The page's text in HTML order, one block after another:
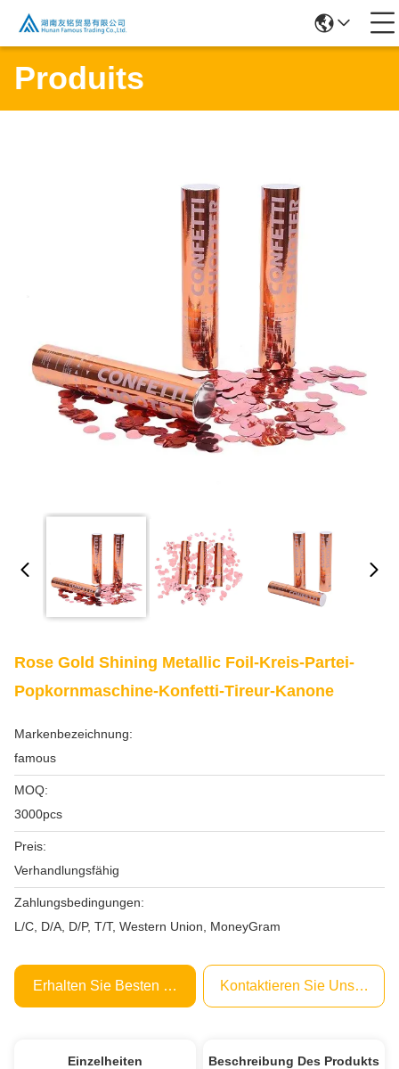
Produits
Rose Gold Shining Metallic Foil-Kreis-Partei-
Popkornmaschine-Konfetti-Tireur-Kanone
Markenbezeichnung:
famous
MOQ:
3000pcs
Preis:
Verhandlungsfähig
Zahlungsbedingungen:
L/C, D/A, D/P, T/T, Western Union, MoneyGram
Erhalten Sie Besten Preis Kontaktieren Sie Uns Jetzt
Einzelheiten Beschreibung Des Produkts